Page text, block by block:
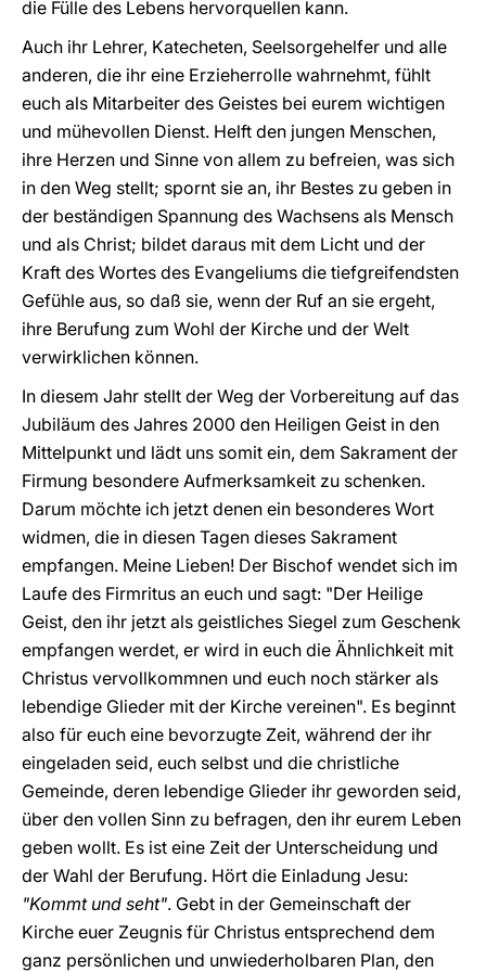
die Fülle des Lebens hervorquellen kann.
Auch ihr Lehrer, Katecheten, Seelsorgehelfer und alle
anderen, die ihr eine Erzieherrolle wahrnehmt, fühlt
euch als Mitarbeiter des Geistes bei eurem wichtigen
und mühevollen Dienst. Helft den jungen Menschen,
ihre Herzen und Sinne von allem zu befreien, was sich
in den Weg stellt; spornt sie an, ihr Bestes zu geben in
der beständigen Spannung des Wachsens als Mensch
und als Christ; bildet daraus mit dem Licht und der
Kraft des Wortes des Evangeliums die tiefgreifendsten
Gefühle aus, so daß sie, wenn der Ruf an sie ergeht,
ihre Berufung zum Wohl der Kirche und der Welt
verwirklichen können.
In diesem Jahr stellt der Weg der Vorbereitung auf das
Jubiläum des Jahres 2000 den Heiligen Geist in den
Mittelpunkt und lädt uns somit ein, dem Sakrament der
Firmung besondere Aufmerksamkeit zu schenken.
Darum möchte ich jetzt denen ein besonderes Wort
widmen, die in diesen Tagen dieses Sakrament
empfangen. Meine Lieben! Der Bischof wendet sich im
Laufe des Firmritus an euch und sagt: "Der Heilige
Geist, den ihr jetzt als geistliches Siegel zum Geschenk
empfangen werdet, er wird in euch die Ähnlichkeit mit
Christus vervollkommnen und euch noch stärker als
lebendige Glieder mit der Kirche vereinen". Es beginnt
also für euch eine bevorzugte Zeit, während der ihr
eingeladen seid, euch selbst und die christliche
Gemeinde, deren lebendige Glieder ihr geworden seid,
über den vollen Sinn zu befragen, den ihr eurem Leben
geben wollt. Es ist eine Zeit der Unterscheidung und
der Wahl der Berufung. Hört die Einladung Jesu:
"Kommt und seht". Gebt in der Gemeinschaft der
Kirche euer Zeugnis für Christus entsprechend dem
ganz persönlichen und unwiederholbaren Plan, den